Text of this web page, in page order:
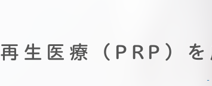
再生医療（PRP）